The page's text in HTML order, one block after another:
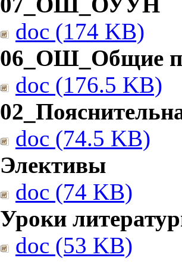
doc (174 KB)
06_ОШ_Общие
doc (176.5 KB)
doc (74.5 KB)
Элективы
doc (74 KB)
Уроки
doc (53 KB)